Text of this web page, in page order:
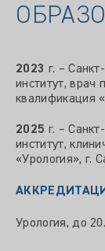
2023 г. –
институт, врач
квалификация
2025 г. –
институт,
«Урология», г.
Урология, до